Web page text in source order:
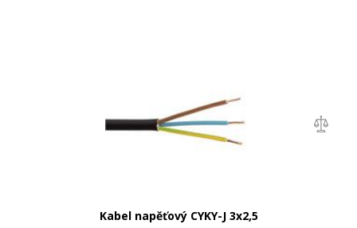
Kabel napěťový CYKY-J 3x2,5